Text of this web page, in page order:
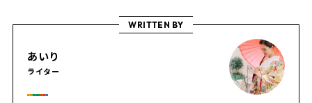
WRITTEN BY
あいり
ライター